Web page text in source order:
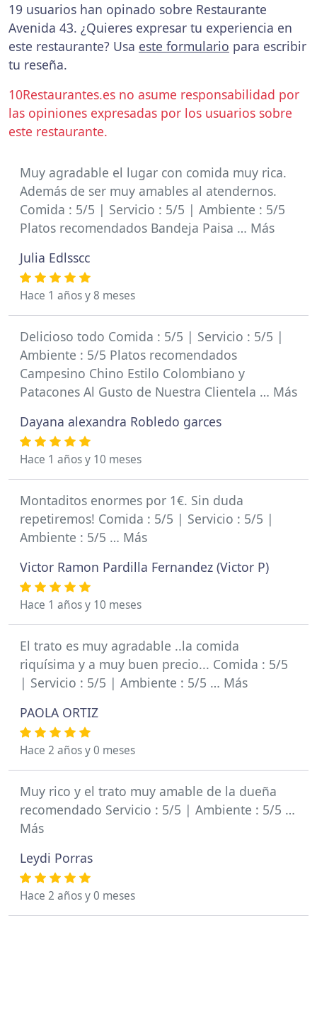
19 usuarios han opinado sobre Restaurante
Avenida 43. ¿Quieres expresar tu experiencia en
este restaurante? Usa este formulario para escribir
tu reseña.
10Restaurantes.es no asume responsabilidad por
las opiniones expresadas por los usuarios sobre
este restaurante.
Muy agradable el lugar con comida muy rica.
Además de ser muy amables al atendernos.
Comida : 5/5 | Servicio : 5/5 | Ambiente : 5/5
Platos recomendados Bandeja Paisa … Más
Julia Edlsscc
Hace 1 años y 8 meses
Delicioso todo Comida : 5/5 | Servicio : 5/5 |
Ambiente : 5/5 Platos recomendados
Campesino Chino Estilo Colombiano y
Patacones Al Gusto de Nuestra Clientela … Más
Dayana alexandra Robledo garces
Hace 1 años y 10 meses
Montaditos enormes por 1€. Sin duda
repetiremos! Comida : 5/5 | Servicio : 5/5 |
Ambiente : 5/5 … Más
Victor Ramon Pardilla Fernandez (Victor P)
Hace 1 años y 10 meses
El trato es muy agradable ..la comida
riquísima y a muy buen precio... Comida : 5/5
| Servicio : 5/5 | Ambiente : 5/5 … Más
PAOLA ORTIZ
Hace 2 años y 0 meses
Muy rico y el trato muy amable de la dueña
recomendado Servicio : 5/5 | Ambiente : 5/5 …
Más
Leydi Porras
Hace 2 años y 0 meses